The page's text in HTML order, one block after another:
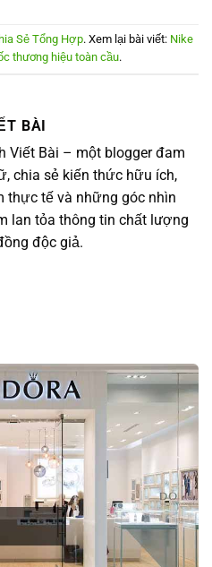
Sẻ Tổng Hợp. Xem lại bài viết: Nike
thương hiệu toàn cầu.
BÀI
Viết Bài – một blogger đam
chia sẻ kiến thức hữu ích,
thực tế và những góc nhìn
lan tỏa thông tin chất lượng
độc giả.